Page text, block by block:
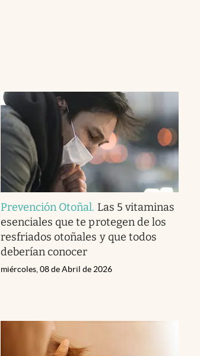
Prevención Otoñal. Las 5 vitaminas
esenciales que te protegen de los
resfriados otoñales y que todos
deberían conocer
miércoles, 08 de Abril de 2026